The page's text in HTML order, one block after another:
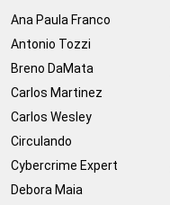
Ana Paula Franco
Antonio Tozzi
Breno DaMata
Carlos Martinez
Carlos Wesley
Circulando
Cybercrime Expert
Debora Maia